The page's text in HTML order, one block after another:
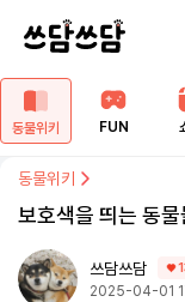
동물위키 FUN
동물위키
보호색을 띄는 동
쓰담쓰담
2025-04-01